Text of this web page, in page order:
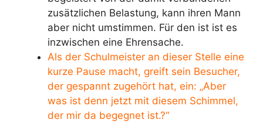
zusätzlichen Belastung, kann ihren Mann
aber nicht umstimmen. Für den ist ist es
inzwischen eine Ehrensache.
Als der Schulmeister an dieser Stelle eine
kurze Pause macht, greift sein Besucher,
der gespannt zugehört hat, ein: „Aber
was ist denn jetzt mit diesem Schimmel,
der mir da begegnet ist.?“